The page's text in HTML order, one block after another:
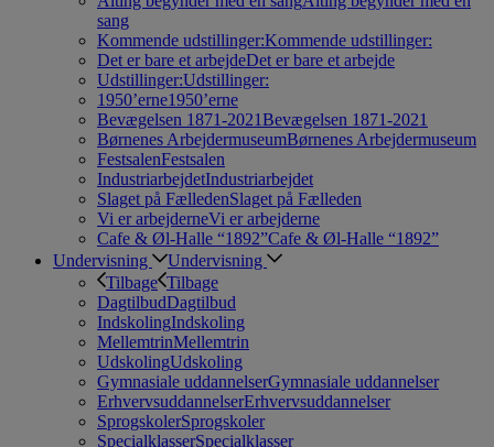
sang
Kommende udstillinger:Kommende udstillinger:
Det er bare et arbejdeDet er bare et arbejde
Udstillinger:Udstillinger:
1950’erne1950’erne
Bevægelsen 1871-2021Bevægelsen 1871-2021
Børnenes ArbejdermuseumBørnenes Arbejdermuseum
FestsalenFestsalen
IndustriarbejdetIndustriarbejdet
Slaget på FælledenSlaget på Fælleden
Vi er arbejderneVi er arbejderne
Cafe & Øl-Halle “1892”Cafe & Øl-Halle “1892”
Undervisning
Undervisning
Tilbage Tilbage
DagtilbudDagtilbud
IndskolingIndskoling
MellemtrinMellemtrin
UdskolingUdskoling
Gymnasiale uddannelserGymnasiale uddannelser
ErhvervsuddannelserErhvervsuddannelser
SprogskolerSprogskoler
SpecialklasserSpecialklasser